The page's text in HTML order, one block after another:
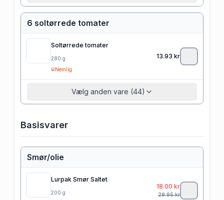
6 soltørrede tomater
Soltørrede tomater
280 g
Nemlig
13.93 kr
Vælg anden vare (44)
Basisvarer
Smør/olie
Lurpak Smør Saltet
200 g
18.00 kr
29.95kr